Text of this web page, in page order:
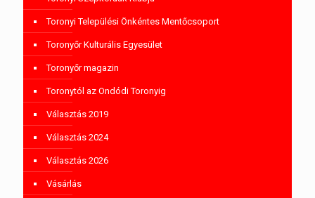
Toronyi Települési Önkéntes Mentőcsoport
Toronyőr Kulturális Egyesület
Toronyőr magazin
Toronytól az Ondódi Toronyig
Választás 2019
Választás 2024
Választás 2026
Vásárlás